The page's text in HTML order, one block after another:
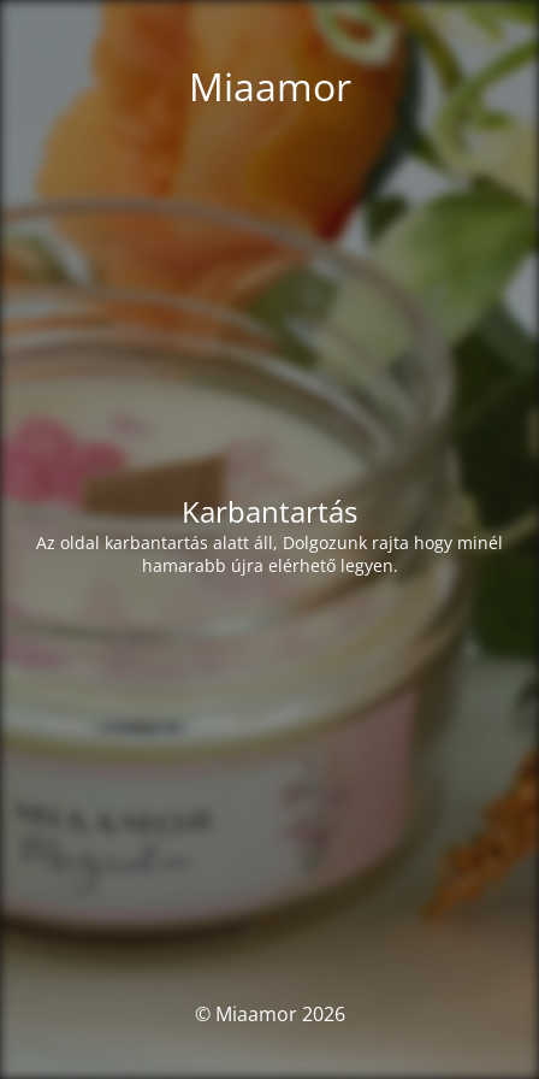
Miaamor
Karbantartás
Az oldal karbantartás alatt áll, Dolgozunk rajta hogy minél
hamarabb újra elérhető legyen.
© Miaamor 2026